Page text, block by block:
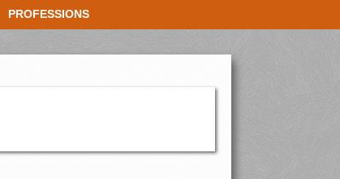
PROFESSIONS